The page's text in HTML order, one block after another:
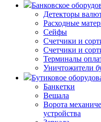
Банковское
Детекторы
Расходные
Сейфы
Счетчики и
Счетчики и
Терминалы
Уничтожители
Бутиковое
Банкетки
Вешала
Ворота
устройства